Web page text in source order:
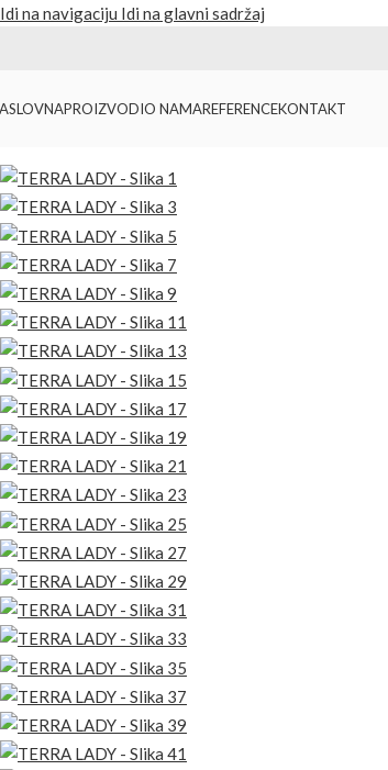
Idi na navigaciju Idi na glavni sadržaj
PROIZVODIO NAMAREFERENCEKONTAKT